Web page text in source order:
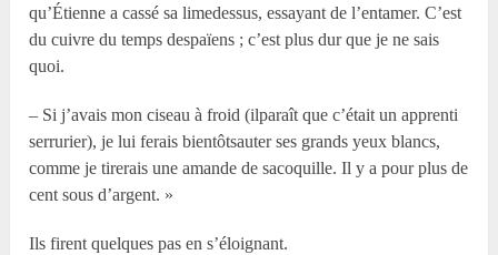
qu’Étienne a cassé sa limedessus, essayant de l’entamer. C’est
du cuivre du temps despaïens ; c’est plus dur que je ne sais
quoi.
– Si j’avais mon ciseau à froid (ilparaît que c’était un apprenti
serrurier), je lui ferais bientôtsauter ses grands yeux blancs,
comme je tirerais une amande de sacoquille. Il y a pour plus de
cent sous d’argent. »
Ils firent quelques pas en s’éloignant.